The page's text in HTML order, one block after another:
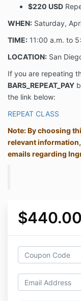
$220 USD
WHEN: Saturday,
TIME: 11:00 a.m. to
LOCATION: San
If you are repeating
BARS_REPEAT_PAY
the link below:
REPEAT CLASS
Note: By choosing
relevant
emails regarding